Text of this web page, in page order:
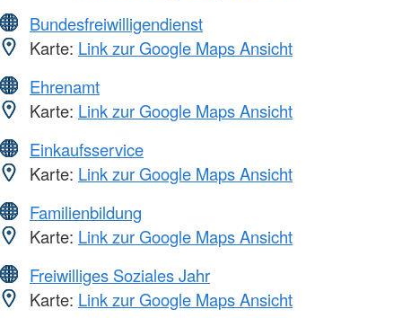
Bundesfreiwilligendienst
Karte: Link zur Google Maps Ansicht
Ehrenamt
Karte: Link zur Google Maps Ansicht
Einkaufsservice
Karte: Link zur Google Maps Ansicht
Familienbildung
Karte: Link zur Google Maps Ansicht
Freiwilliges Soziales Jahr
Karte: Link zur Google Maps Ansicht